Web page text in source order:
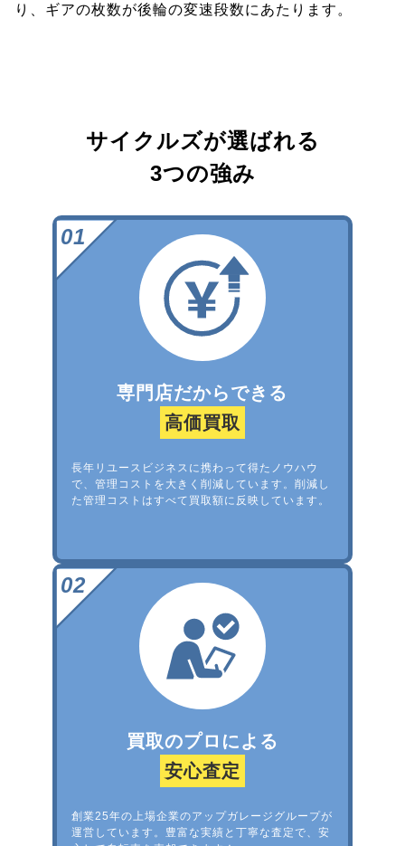
り、ギアの枚数が後輪の変速段数にあたります。
サイクルズが選ばれる
3つの強み
専門店だからできる
高価買取
長年リユースビジネスに携わって得たノウハウ
で、管理コストを大きく削減しています。削減し
た管理コストはすべて買取額に反映しています。
買取のプロによる
安心査定
創業25年の上場企業のアップガレージグループが
運営しています。豊富な実績と丁寧な査定で、安